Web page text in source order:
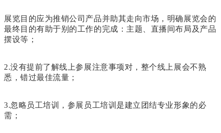
展览目的应为推销公司产品并助其走向市场，明确展览会的
最终目的有助于别的工作的完成：主题、直播间布局及产品
摆设等；
2.没有提前了解线上参展注意事项对，整个线上展会不熟
悉，错过最佳流量；
3.忽略员工培训，参展员工培训是建立团结专业形象的必
需；